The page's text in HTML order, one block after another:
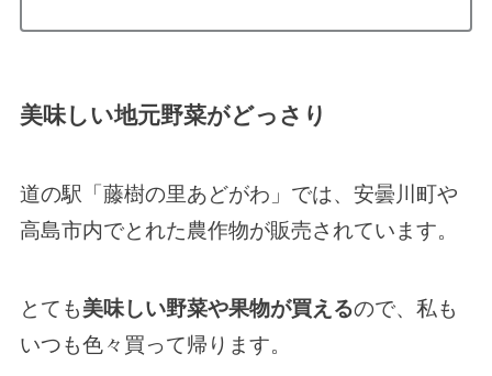
美味しい地元野菜がどっさり
道の駅「藤樹の里あどがわ」では、安曇川町や
高島市内でとれた農作物が販売されています。
とても美味しい野菜や果物が買えるので、私も
いつも色々買って帰ります。